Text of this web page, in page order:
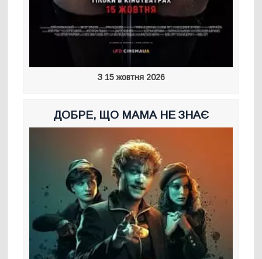
З 15 жовтня 2026
ДОБРЕ, ЩО МАМА НЕ ЗНАЄ